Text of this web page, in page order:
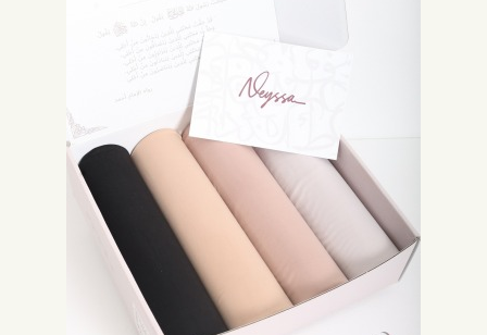
Krepp, Seide und Chiffon. Der Jersey-Hijab ist ein großer Erfolg, weil er
blickdicht ist, aber vor allem wegen seines untypischen Materials, das zu
jeder Jahreszeit getragen werden kann. Im Sommer wird Ihnen der Jersey-
Hijab dank seiner fließenden Qualität und seines kühlen Materials Frische
verleihen. Unser Online-Shop bietet Ihnen eine Reihe von Jersey-Hijabs,
die von Neyssa Shop entworfen wurden.
Jersey-Hijabs sind lang und sehr praktisch:
Dank der Maxi-Größe können Sie viele verschiedene Hijab-Styles kreieren
und Ihrer Fantasie freien Lauf lassen. Mit diesem Jersey-Hijab haben Sie
einen Hijab, der sich an die Form Ihres Gesichts anpasst und es somit
betont und Sie mit Ihrer natürlichen Schönheit verschönert.
Jersey-Hijabs gibt es in verschiedenen Farben, Sie können die Farbe